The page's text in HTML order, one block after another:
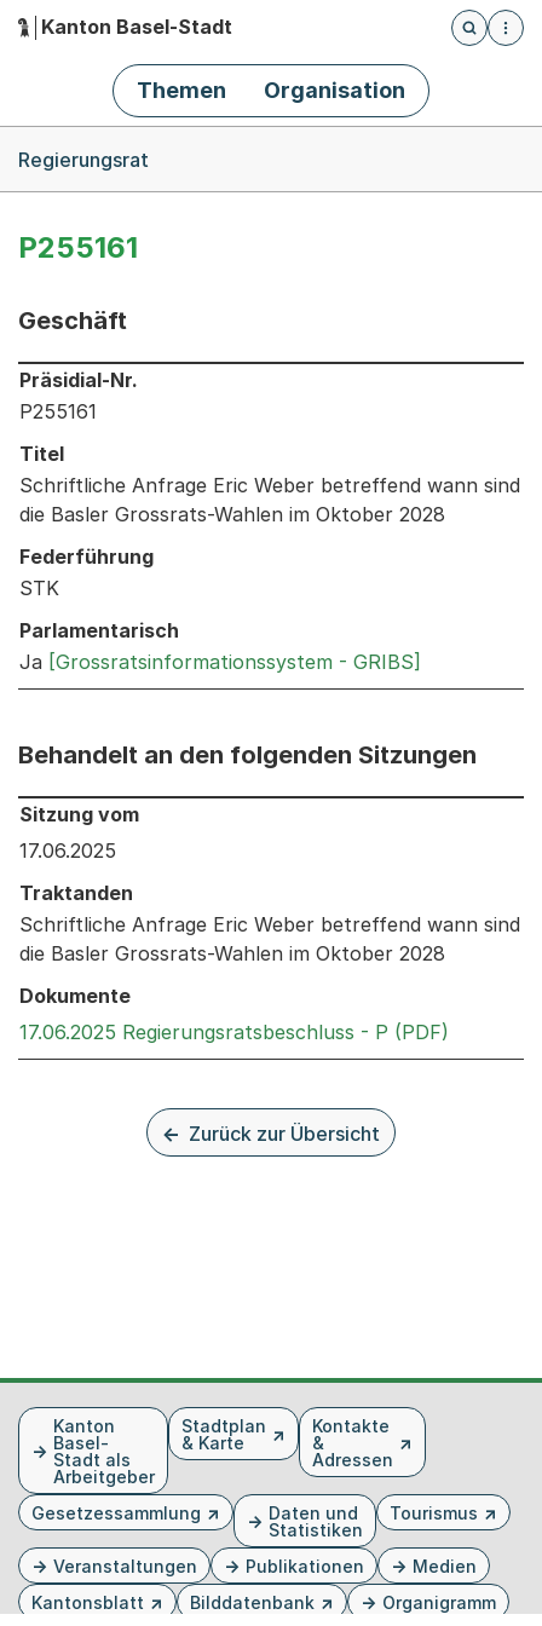
Hauptnavigation
Kanton Basel-Stadt
Öffnet
Themen Organisation
Regierungsrat
P255161
Geschäft
Informationen zum Ausgewählten Geschäft
Präsidial-Nr.
P255161
Titel
Schriftliche Anfrage Eric Weber betreffend wann sind
die Basler Grossrats-Wahlen im Oktober 2028
Federführung
STK
Parlamentarisch
Ja [Grossratsinformationssystem - GRIBS]
Behandelt an den folgenden Sitzungen
Behandelt an den folgenden Sitzungen: Informationen
Sitzung vom
17.06.2025
Traktanden
Schriftliche Anfrage Eric Weber betreffend wann sind
die Basler Grossrats-Wahlen im Oktober 2028
Dokumente
17.06.2025 Regierungsratsbeschluss - P (PDF)
Zurück zur Übersicht
FusszeileKanton
Basel-
Stadt als
Arbeitgeber
Stadtplan
& Karte
Kontakte
&
Adressen
Gesetzessammlung
Daten und
Statistiken
Tourismus
Veranstaltungen Publikationen
Medien
Kantonsblatt
Bilddatenbank Organigramm